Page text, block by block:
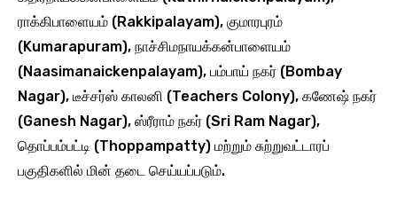
ராக்கிபாளையம் (Rakkipalayam), குமாரபுரம்
(Kumarapuram), நாச்சிமநாயக்கன்பாளையம்
(Naasimanaickenpalayam), பம்பாய் நகர் (Bombay
Nagar), டீச்சர்ஸ் காலனி (Teachers Colony), கணேஷ் நகர்
(Ganesh Nagar), ஸ்ரீராம் நகர் (Sri Ram Nagar),
தொப்பம்பட்டி (Thoppampatty) மற்றும் சுற்றுவட்டாரப்
பகுதிகளில் மின் தடை செய்யப்படும்.